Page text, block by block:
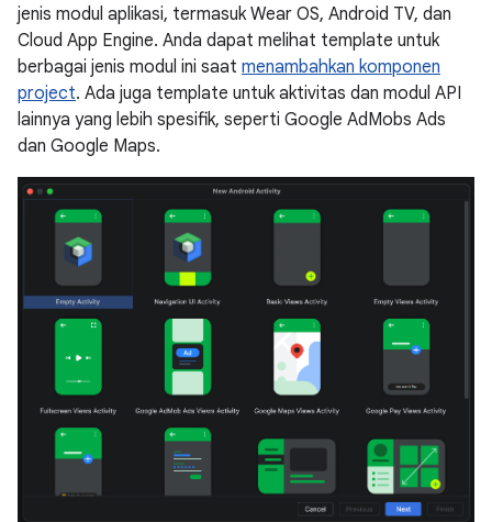
jenis modul aplikasi, termasuk Wear OS, Android TV, dan
Cloud App Engine. Anda dapat melihat template untuk
berbagai jenis modul ini saat menambahkan komponen
project. Ada juga template untuk aktivitas dan modul API
lainnya yang lebih spesifik, seperti Google AdMobs Ads
dan Google Maps.